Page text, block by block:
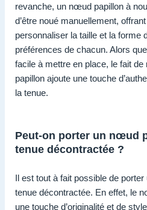
revanche, un nœud papillon à
d’être noué manuellement,
personnaliser la taille et la forme
préférences de chacun. Alors
facile à mettre en place, le fait
papillon ajoute une touche
la tenue.
Peut-on porter un nœud
tenue décontractée ?
Il est tout à fait possible de
tenue décontractée. En effet, le
une touche d’originalité et de